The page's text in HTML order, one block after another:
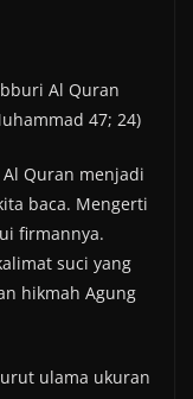
Al Quran
47; 24)
Quran menjadi
baca. Mengerti
firmannya.
suci yang
hikmah Agung
ulama ukuran